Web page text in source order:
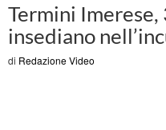
Termini Imerese,
insediano
di Redazione Video